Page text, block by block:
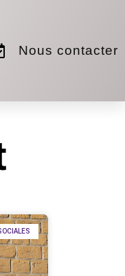
Nous contacter